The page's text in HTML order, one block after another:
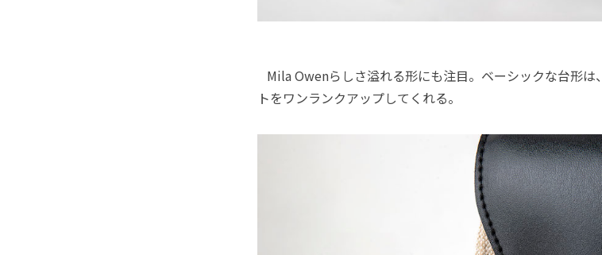
Mila Owenらしさ溢れる形にも注目。ベーシックな台形は
トをワンランクアップしてくれる。